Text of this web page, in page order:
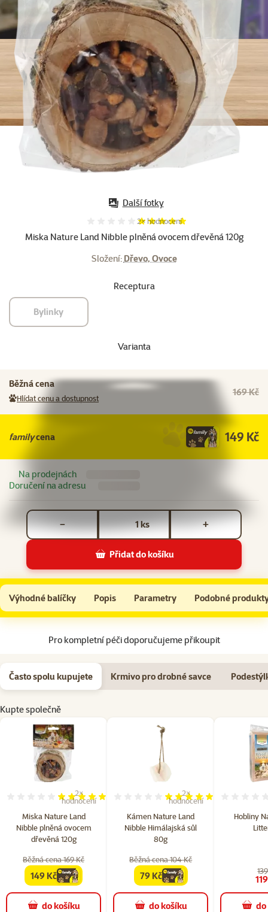
Miska Nature Land Nibble plněná ovocem dřevěná 120g
Hodnocení 100%, počet hodnocení:
2× hodnocení
Složení: Dřevo, Ovoce
Receptura
Bylinky
Varianta
Běžná cena
Hlídat cenu a dostupnost
169 Kč
familycena 149 Kč
Na prodejnách
Doručení na adresu
ks
− +
Přidat do košíku
Další fotky
Miska Nature Land Nibble plněná ovocem dřevěná 120g
Do košíku
Výhodné balíčky Popis Parametry Podobné
Na začátek stránky
Pro kompletní péči doporučujeme přikoupit
Často spolu kupujete Krmivo pro drobné savce
Kupte společně
Miska Nature Land
Nibble plněná ovocem
dřevěná 120g
Hodnocení 100%, počet hodnocení: 2
2×
hodnocení
Běžná cena 169 Kč
familycena
149 Kč
do košíku
Kámen Nature Land
Nibble Himálajská sůl
80g
Hodnocení 100%, počet
2×
hodnocení
Běžná cena 104 Kč
familycena
79 Kč
do košíku
Hobliny